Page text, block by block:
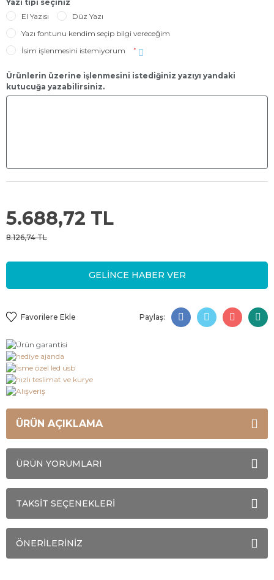
Yazı tipi seçiniz
El Yazısı
Düz Yazı
Yazı fontunu kendim seçip bilgi vereceğim
İsim işlenmesini istemiyorum
*
Ürünlerin üzerine işlenmesini istediğiniz yazıyı yandaki
kutucuğa yazabilirsiniz.
5.688,72 TL
8.126,74 TL
GELİNCE HABER VER
Paylaş:
ÜRÜN AÇIKLAMA
ÜRÜN YORUMLARI
TAKSİT SEÇENEKLERİ
ÖNERİLERİNİZ